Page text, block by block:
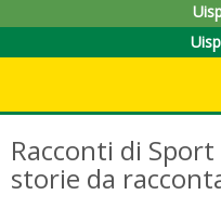
Racconti di
storie da